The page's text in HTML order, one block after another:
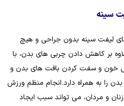
سینه
لیفت سینه بدون جراحی و هیچ
بر کاهش دادن چربی‌ های بدن، با
خون و سفت کردن بافت‌ های بدن و
را به همراه دارد.انجام منظم ورزش‌
و مردان، می تواند سبب ایجاد